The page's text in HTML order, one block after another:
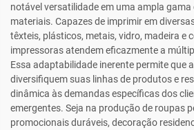
notável versatilidade em uma ampla
materiais. Capazes de imprimir em
têxteis, plásticos, metais, vidro, madeira e
impressoras atendem eficazmente a
Essa adaptabilidade inerente permite que
diversifiquem suas linhas de produtos e
dinâmica às demandas específicas dos
emergentes. Seja na produção de roupas
promocionais duráveis, decoração